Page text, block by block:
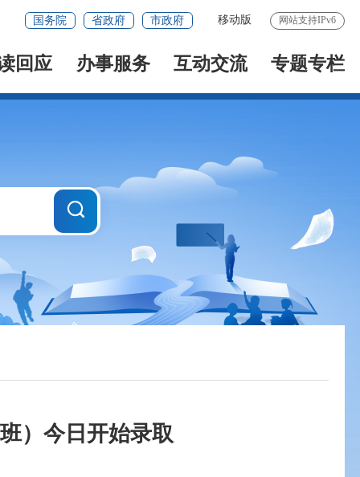
国务院 省政府 市政府 移动版 网站支持IPv6
回应 办事服务 互动交流 专题专栏
）今日开始录取